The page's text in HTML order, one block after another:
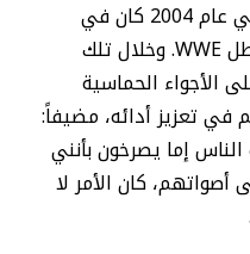
يختلف الأمر تماماً، مُضيفاً أنه في عام 2004 كان في
منتصف العشرينات من عمره وبطل WWE. وخلال تلك
الأجواء الحماسية
في تعزيز أدائه، مضيفاً:
إما يصرخون بأنني
كان الأمر لا